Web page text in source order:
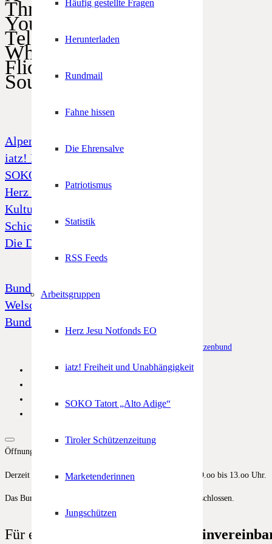
Häufig gestellte Fragen
Herunterladen
Rundmail
Fahne hissen
Die Ehrensalve
Patriotismus
Statistik
RSS Feeds
Arbeitsgruppen
Herz Jesu Notfonds EO
iatz! Freiheit und Unabhängigkeit
SOKO Tatort „Alto Adige“
Tiroler Schützenzeitung
Marketenderinnen
Jungschützen
Threads
YouTube
Telegram
WhatsApp
Flickr
SoundCloud
Alpenregionstreffen
iatz! Freiheit und Unabhängigkeit
SOKO Tatort „Alto Adige“
Herz Jesu Notfonds
Kulturfonds
Schicksal 39
Die Dornenkrone
Bund Tiroler Schützenkompanien
Welschtiroler Schützenbund
Bund Bayerischen Gebirgsschützen
Südtiroler Schützenbund
Öffnungszeiten
Derzeit reguläre Bürozeiten von Montag bis Freitag von 9.oo bis 13.oo Uhr.
Das Bundesbüro ist vom 17. bis zum 31. August 2026 geschlossen.
Für eine außerordentliche